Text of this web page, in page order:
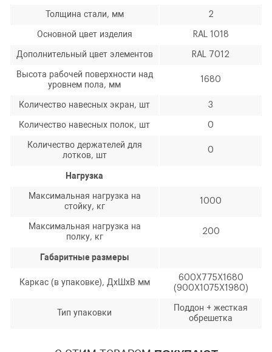
Толщина стали, мм 2
Основной цвет изделия RAL 1018
Дополнительный цвет элементов RAL 7012
Высота рабочей поверхности над
уровнем пола, мм
1680
Количество навесных экран, шт 3
Количество навесных полок, шт 0
Количество держателей для
лотков, шт
0
Нагрузка
Максимальная нагрузка на
стойку, кг
1000
Максимальная нагрузка на
полку, кг
200
Габаритные размеры
Каркас (в упаковке), ДхШхВ мм
600X775X1680
(900X1075X1980)
Тип упаковки
Поддон + жесткая
обрешетка